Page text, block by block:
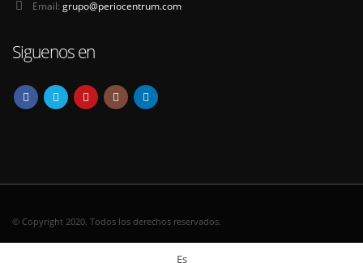
Email: grupo@periocentrum.com
Siguenos en
© Copyright 2020. Todos los derechos reservados.
Es